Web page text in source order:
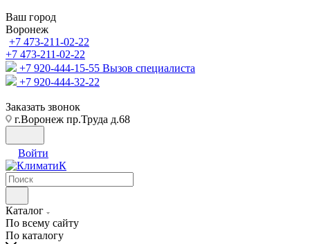
Ваш город
Воронеж
+7 473-211-02-22
+7 473-211-02-22
+7 920-444-15-55 Вызов специалиста
+7 920-444-32-22
Заказать звонок
г.Воронеж пр.Труда д.68
Войти
Каталог
По всему сайту
По каталогу